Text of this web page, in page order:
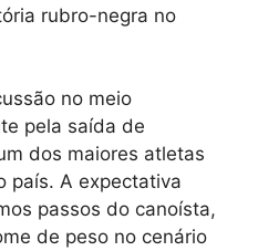
rubro-negra no
no meio
pela saída de
dos maiores atletas
país. A expectativa
passos do canoísta,
de peso no cenário